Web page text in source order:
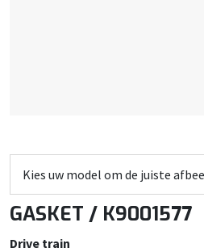
GASKET / K9001577
Drive train